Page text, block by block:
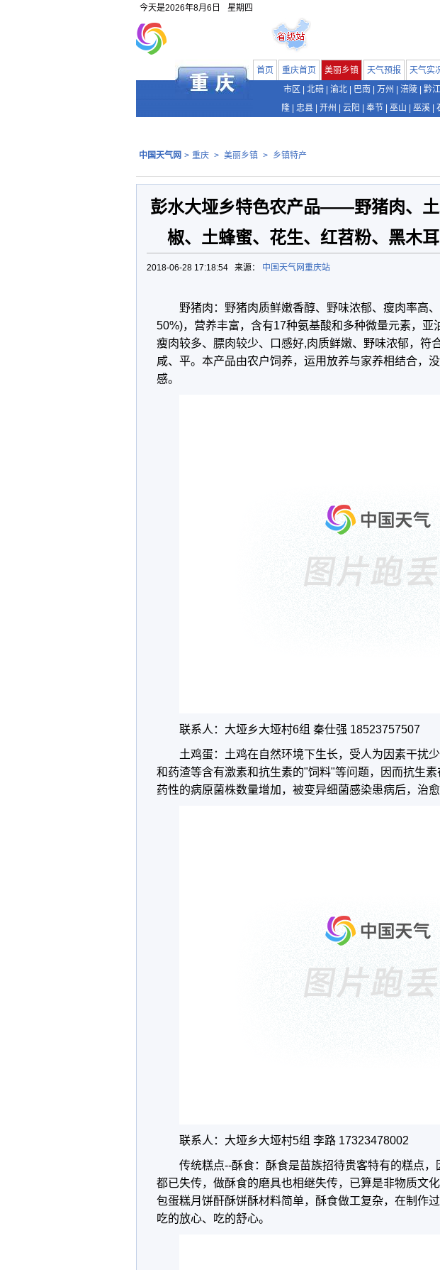
今天是2026年8月6日 星期四
首页 重庆首页 美丽乡镇 天气预报 天气实
市区
北碚 渝北 巴南 万州 涪陵 黔江
隆
忠县 开州 云阳 奉节 巫山 巫溪
中国天气网 > 重庆 > 美丽乡镇 > 乡镇特产
彭水大垭乡特色农产品——野猪肉、
椒、土蜂蜜、花生、红苕粉、黑木
2018-06-28 17:18:54 来源： 中国天气网重庆站
野猪肉：野猪肉质鲜嫩香醇、野味浓郁、瘦肉率高
50%)，营养丰富，含有17种氨基酸和多种微量元素，亚
瘦肉较多、膘肉较少、口感好,肉质鲜嫩、野味浓郁，符
咸、平。本产品由农户饲养，运用放养与家养相结合，
感。
联系人：大垭乡大垭村6组 秦仕强 18523757507
土鸡蛋：土鸡在自然环境下生长，受人为因素干扰
和药渣等含有激素和抗生素的"饲料"等问题，因而抗生
药性的病原菌株数量增加，被变异细菌感染患病后，治
联系人：大垭乡大垭村5组 李路 17323478002
传统糕点--酥食：酥食是苗族招待贵客特有的糕点
都已失传，做酥食的磨具也相继失传，已算是非物质文
包蛋糕月饼酐酥饼酥材料简单，酥食做工复杂，在制作
吃的放心、吃的舒心。